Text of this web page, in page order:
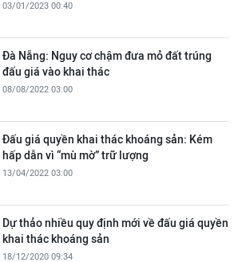
03/01/2023 00:40
Đà Nẵng: Nguy cơ chậm đưa mỏ đất trúng
đấu giá vào khai thác
08/08/2022 03:00
Đấu giá quyền khai thác khoáng sản: Kém
hấp dẫn vì “mù mờ” trữ lượng
13/04/2022 03:00
Dự thảo nhiều quy định mới về đấu giá quyền
khai thác khoáng sản
18/12/2020 09:34